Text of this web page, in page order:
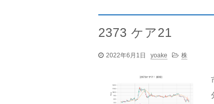
2373 ケア21
2022年6月1日 yoake 株